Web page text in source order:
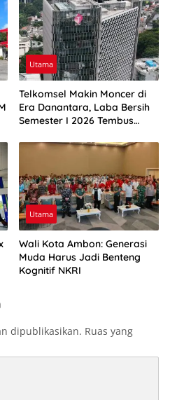
Utama
Telkomsel Makin Moncer di
Era Danantara, Laba Bersih
Semester I 2026 Tembus
Utama
Wali Kota Ambon: Generasi
Muda Harus Jadi Benteng
Kognitif NKRI
dipublikasikan. Ruas yang